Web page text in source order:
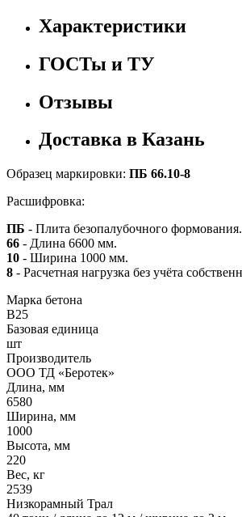
Характеристики
ГОСТы и ТУ
Отзывы
Доставка в Казань
Образец маркировки: ПБ 66.10-8
Расшифровка:
ПБ - Плита безопалубочного формования.
66 - Длина 6600 мм.
10 - Ширина 1000 мм.
8 - Расчетная нагрузка без учёта
Марка бетона
B25
Базовая единица
шт
Производитель
ООО ТД «Беротек»
Длина, мм
6580
Ширина, мм
1000
Высота, мм
220
Вес, кг
2539
Низкорамный Трал